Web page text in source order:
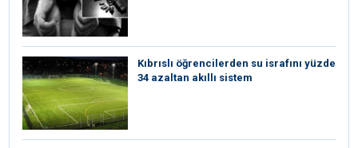
Kıbrıslı öğrencilerden su israfını yüzde
34 azaltan akıllı sistem